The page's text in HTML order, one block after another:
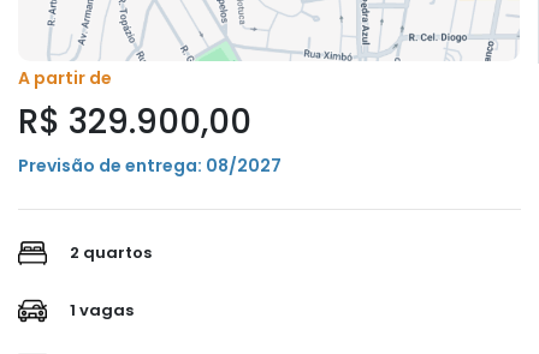
A partir de
R$ 329.900,00
Previsão de entrega: 08/2027
2 quartos
1 vagas